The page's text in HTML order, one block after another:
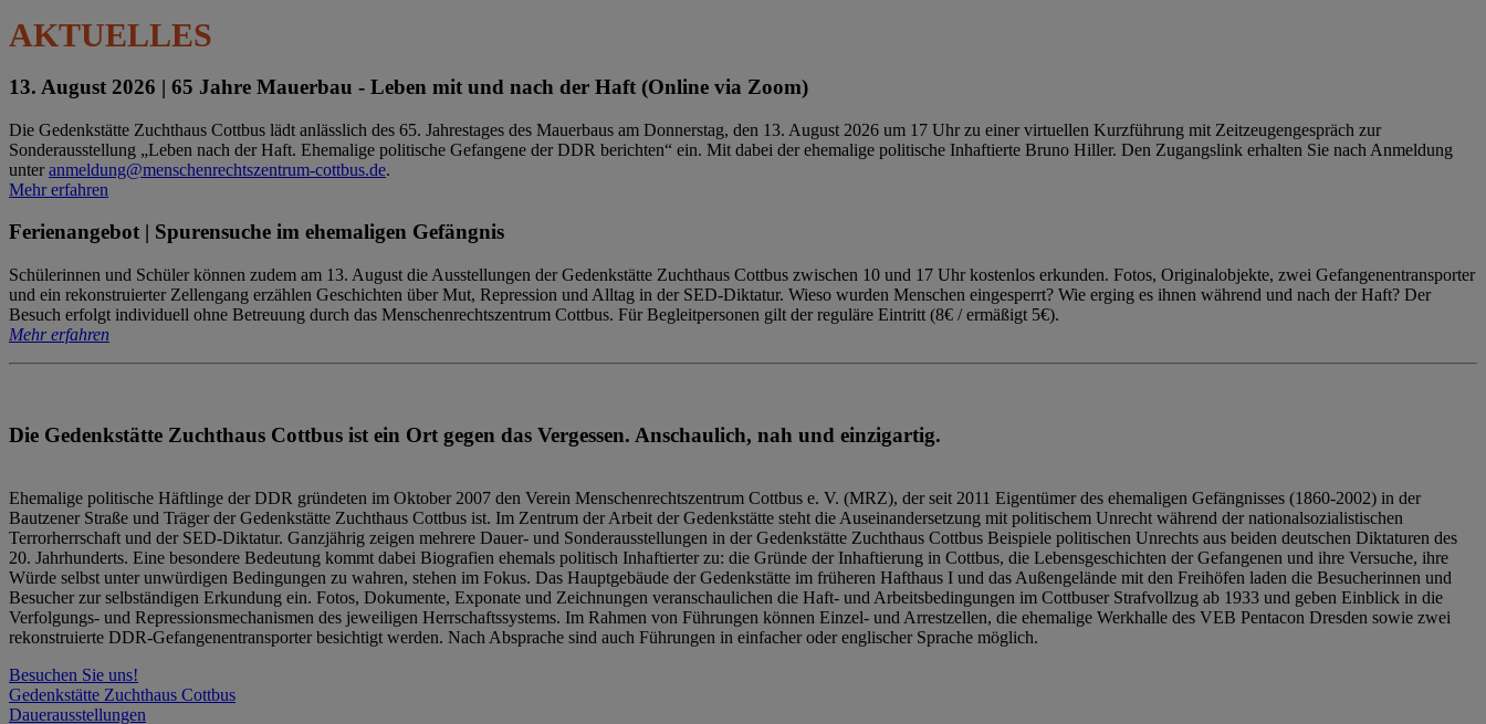
AKTUELLES
13. August 2026 | 65 Jahre Mauerbau - Leben mit und nach der Haft (Online via Zoom)
Die Gedenkstätte Zuchthaus Cottbus lädt anlässlich des 65. Jahrestages des Mauerbaus am Donnerstag, den 13. August 2026 um 17 Uhr zu einer virtuellen Kurzführung mit Zeitzeugengespräch zur
Sonderausstellung „Leben nach der Haft. Ehemalige politische Gefangene der DDR berichten“ ein. Mit dabei der ehemalige politische Inhaftierte Bruno Hiller. Den Zugangslink erhalten Sie nach Anmeldung
unteranmeldung@menschenrechtszentrum-cottbus.de.
Mehr erfahren
Ferienangebot | Spurensuche im ehemaligen Gefängnis
Schülerinnen und Schüler können zudem am 13. August die Ausstellungen der Gedenkstätte Zuchthaus Cottbus zwischen 10 und 17 Uhr kostenlos erkunden. Fotos, Originalobjekte, zwei Gefangenentransporter
und ein rekonstruierter Zellengang erzählen Geschichten über Mut, Repression und Alltag in der SED-Diktatur. Wieso wurden Menschen eingesperrt? Wie erging es ihnen während und nach der Haft? Der
Besuch erfolgt individuell ohne Betreuung durch das Menschenrechtszentrum Cottbus. Für Begleitpersonen gilt der reguläre Eintritt (8€ / ermäßigt 5€).
Mehr erfahren
Die Gedenkstätte Zuchthaus Cottbus ist ein Ort gegen das Vergessen. Anschaulich, nah und einzigartig.
Ehemalige politische Häftlinge der DDR gründeten im Oktober 2007 den Verein Menschenrechtszentrum Cottbus e. V. (MRZ), der seit 2011 Eigentümer des ehemaligen Gefängnisses (1860-2002) in der
Bautzener Straße und Träger der Gedenkstätte Zuchthaus Cottbus ist. Im Zentrum der Arbeit der Gedenkstätte steht die Auseinandersetzung mit politischem Unrecht während der nationalsozialistischen
Terrorherrschaft und der SED-Diktatur. Ganzjährig zeigen mehrere Dauer- und Sonderausstellungen in der Gedenkstätte Zuchthaus Cottbus Beispiele politischen Unrechts aus beiden deutschen Diktaturen des
20. Jahrhunderts. Eine besondere Bedeutung kommt dabei Biografien ehemals politisch Inhaftierter zu: die Gründe der Inhaftierung in Cottbus, die Lebensgeschichten der Gefangenen und ihre Versuche, ihre
Würde selbst unter unwürdigen Bedingungen zu wahren, stehen im Fokus. Das Hauptgebäude der Gedenkstätte im früheren Hafthaus I und das Außengelände mit den Freihöfen laden die Besucherinnen und
Besucher zur selbständigen Erkundung ein. Fotos, Dokumente, Exponate und Zeichnungen veranschaulichen die Haft- und Arbeitsbedingungen im Cottbuser Strafvollzug ab 1933 und geben Einblick in die
Verfolgungs- und Repressionsmechanismen des jeweiligen Herrschaftssystems. Im Rahmen von Führungen können Einzel- und Arrestzellen, die ehemalige Werkhalle des VEB Pentacon Dresden sowie zwei
rekonstruierte DDR-Gefangenentransporter besichtigt werden. Nach Absprache sind auch Führungen in einfacher oder englischer Sprache möglich.
Besuchen Sie uns!
Gedenkstätte Zuchthaus Cottbus
Dauerausstellungen